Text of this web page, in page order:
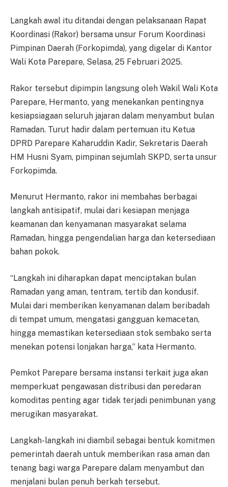
Langkah awal itu ditandai dengan pelaksanaan Rapat
Koordinasi (Rakor) bersama unsur Forum Koordinasi
Pimpinan Daerah (Forkopimda), yang digelar di Kantor
Wali Kota Parepare, Selasa, 25 Februari 2025.
Rakor tersebut dipimpin langsung oleh Wakil Wali Kota
Parepare, Hermanto, yang menekankan pentingnya
kesiapsiagaan seluruh jajaran dalam menyambut bulan
Ramadan. Turut hadir dalam pertemuan itu Ketua
DPRD Parepare Kaharuddin Kadir, Sekretaris Daerah
HM Husni Syam, pimpinan sejumlah SKPD, serta unsur
Forkopimda.
Menurut Hermanto, rakor ini membahas berbagai
langkah antisipatif, mulai dari kesiapan menjaga
keamanan dan kenyamanan masyarakat selama
Ramadan, hingga pengendalian harga dan ketersediaan
bahan pokok.
“Langkah ini diharapkan dapat menciptakan bulan
Ramadan yang aman, tentram, tertib dan kondusif.
Mulai dari memberikan kenyamanan dalam beribadah
di tempat umum, mengatasi gangguan kemacetan,
hingga memastikan ketersediaan stok sembako serta
menekan potensi lonjakan harga,” kata Hermanto.
Pemkot Parepare bersama instansi terkait juga akan
memperkuat pengawasan distribusi dan peredaran
komoditas penting agar tidak terjadi penimbunan yang
merugikan masyarakat.
Langkah-langkah ini diambil sebagai bentuk komitmen
pemerintah daerah untuk memberikan rasa aman dan
tenang bagi warga Parepare dalam menyambut dan
menjalani bulan penuh berkah tersebut.